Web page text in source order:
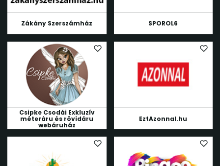
Zákány Szerszámház SPOROL6
Csipke Csodái Exkluzív
méteráru és rövidáru
webáruház
EztAzonnal.hu